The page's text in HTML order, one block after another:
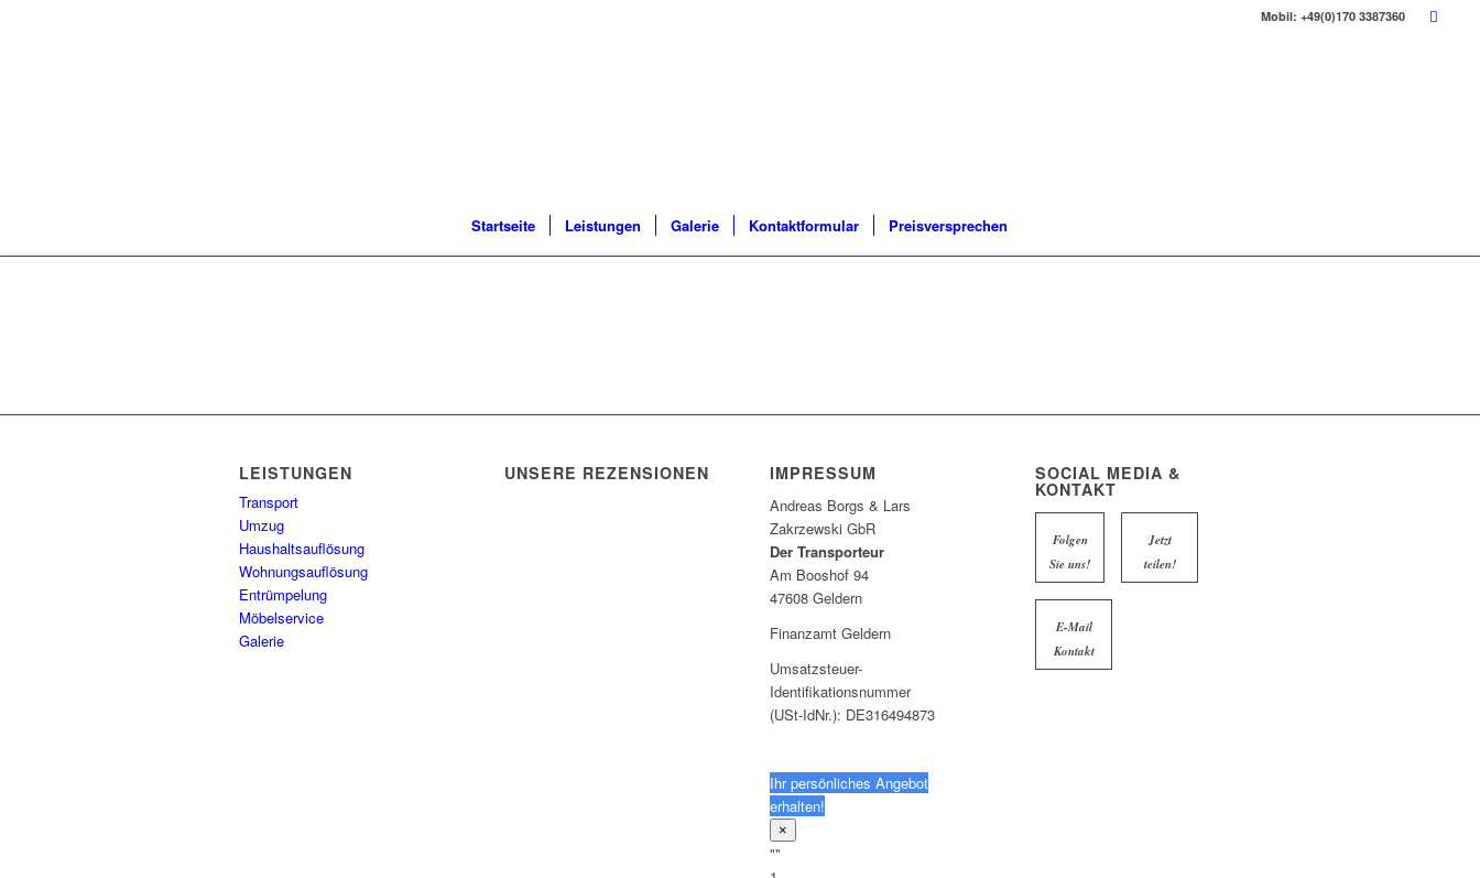
Mobil: +49(0)170 3387360
Startseite Leistungen Galerie Kontaktformular Preisversprechen
LEISTUNGEN
Transport
Umzug
Haushaltsauflösung
Wohnungsauflösung
Entrümpelung
Möbelservice
Galerie
UNSERE REZENSIONEN IMPRESSUM
Andreas Borgs & Lars
Zakrzewski GbR
Der Transporteur
Am Booshof 94
47608 Geldern
Finanzamt Geldern
Umsatzsteuer-
Identifikationsnummer
(USt-IdNr.): DE316494873
Ihr persönliches Angebot
erhalten!
×
""
SOCIAL MEDIA &
KONTAKT
Folgen
Sie uns!
Jetzt
teilen!
E-Mail
Kontakt